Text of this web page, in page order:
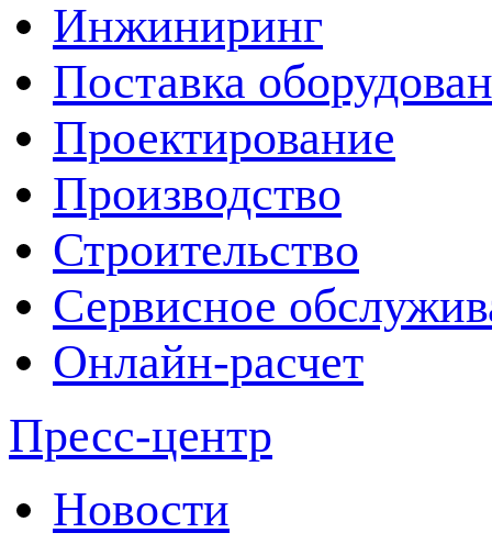
Инжиниринг
Поставка
Проектирование
Производство
Строительство
Сервисное
Онлайн-расчет
Пресс-центр
Новости